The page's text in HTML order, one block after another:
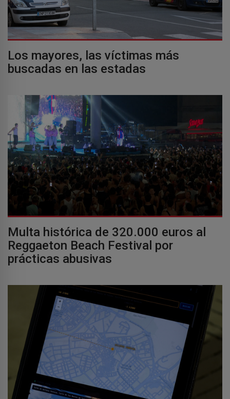
Los mayores, las víctimas más
buscadas en las estadas
Multa histórica de 320.000 euros al
Reggaeton Beach Festival por
prácticas abusivas